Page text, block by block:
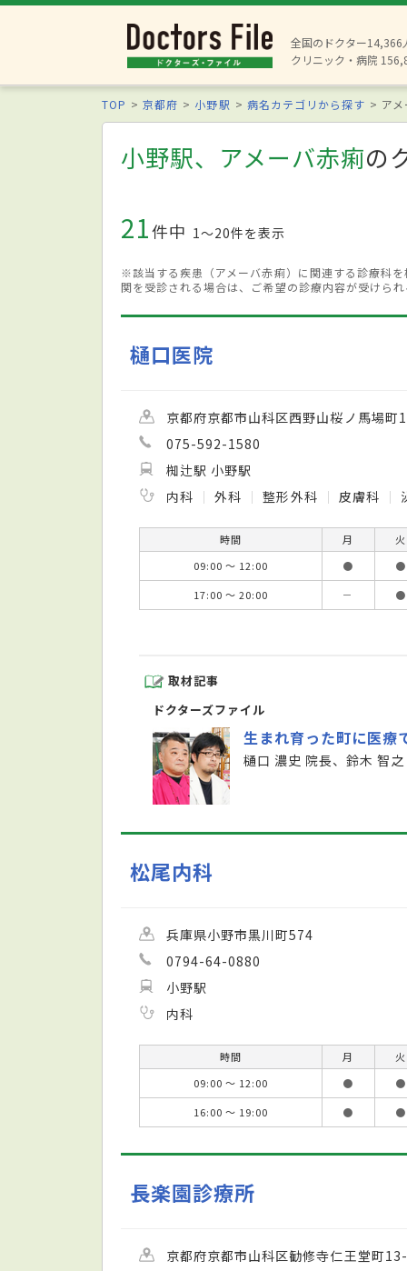
全国のドクター14,366
クリニック・病院
TOP 京都府 小野駅 病名カテゴリから探す ア
小野駅、アメーバ赤痢の
21件中 1〜20件を表示
※該当する疾患（アメーバ赤痢）に関連する診療科
関を受診される場合は、ご希望の診療内容が受けら
樋口医院
京都府京都市山科区西野山桜ノ馬場町
075-592-1580
椥辻駅 小野駅
内科
外科 整形外科 皮膚科
時間 月 火
09:00 ～ 12:00
● ●
17:00 ～ 20:00
－ ●
取材記事
ドクターズファイル
生まれ育った町に医療
樋口 濃史 院長、鈴木 智
松尾内科
兵庫県小野市黒川町574
0794-64-0880
小野駅
内科
時間 月 火
09:00 ～ 12:00
● ●
16:00 ～ 19:00
● ●
長楽園診療所
京都府京都市山科区勧修寺仁王堂町